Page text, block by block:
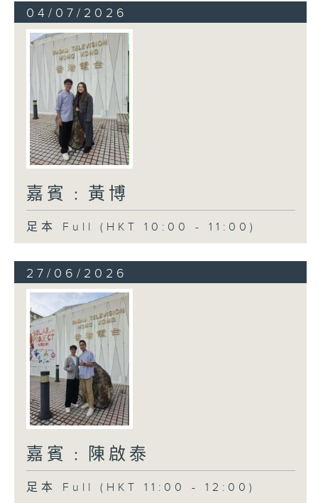
04/07/2026
嘉賓﹕黃博
足本 Full (HKT 10:00 - 11:00)
27/06/2026
嘉賓﹕陳啟泰
足本 Full (HKT 11:00 - 12:00)